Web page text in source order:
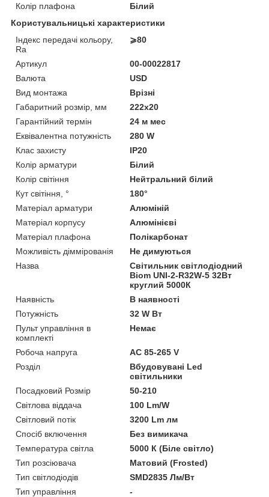
Колір плафона
Білий
Користувальницькі характеристики
Індекс передачі кольору,
Ra
⩾80
Артикул
00-00022817
Валюта
USD
Вид монтажа
Врізні
Габаритний розмір, мм
222x20
Гарантійний термін
24 м мес
Еквівалентна потужність
280 W
Клас захисту
IP20
Колір арматури
Білий
Колір світіння
Нейтральний білий
Кут світіння, °
180°
Матеріал арматури
Алюміній
Матеріал корпусу
Алюмінієві
Матеріал плафона
Полікарбонат
Можливість діммірованія
Не димуються
Назва
Світильник світлодіодний
Biom UNI-2-R32W-5 32Вт
круглий 5000К
Наявність
В наявності
Потужність
32 W Вт
Пульт управління в
комплекті
Немає
Робоча напруга
AC 85-265 V
Розділ
Вбудовувані Led
світильники
Посадковий Розмір
50-210
Світлова віддача
100 Lm/W
Світловий потік
3200 Lm лм
Спосіб включення
Без вимикача
Температура світла
5000 К (Біле світло)
Тип розсіювача
Матовий (Frosted)
Тип світлодіодів
SMD2835 Лм/Вт
Тип управління
-